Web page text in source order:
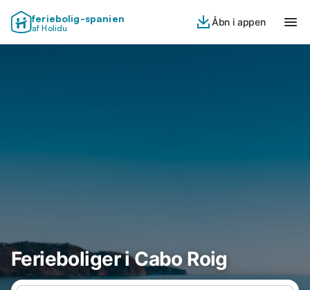
feriebolig-spanien
af Holidu
Åbn i appen
Ferieboliger i Cabo Roig